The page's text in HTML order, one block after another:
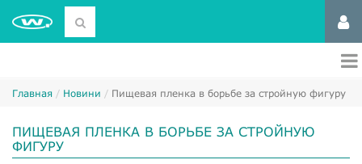
Главная Новини Пищевая пленка в борьбе за стройную фигуру
ПИЩЕВАЯ ПЛЕНКА В БОРЬБЕ ЗА СТРОЙНУЮ
ФИГУРУ